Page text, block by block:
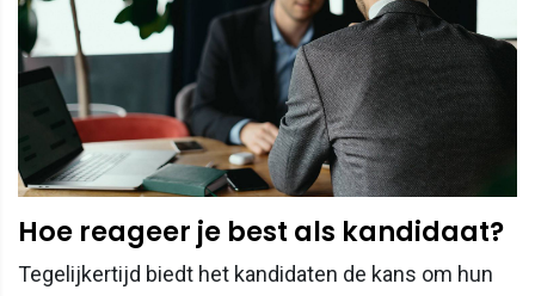
Hoe reageer je best als kandidaat?
Tegelijkertijd biedt het kandidaten de kans om hun